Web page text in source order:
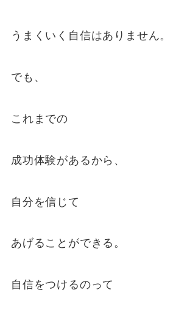
うまくいく自信はありません。
でも、
これまでの
成功体験があるから、
自分を信じて
あげることができる。
自信をつけるのって